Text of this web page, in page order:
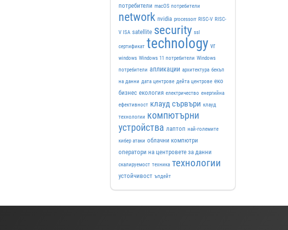
потребители macOS потребители
network nvidia processorr RISC-V RISC-
V ISA satellite security ssl
сертификат technology vr
windows Windows 11 потребители Windows
потребители апликации архитектура бекъп
на данни дата центрове дейта центрове еко
бизнес екология електричество енергийна
ефективност клауд сървъри клауд
технологии компютърни
устройства лаптоп най-големите
кибер атаки облачни компютри
оператори на центровете за данни
скалируемост техника технологии
устойчивост ъпдейт